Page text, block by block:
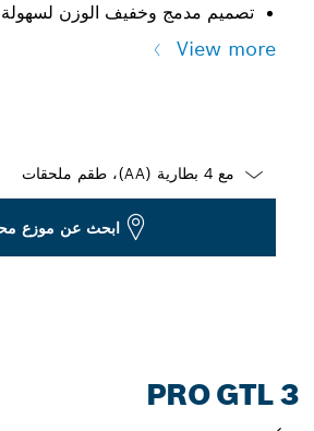
تصميم مدمج وخفيف الوزن لسهولة
View more
ابحث عن موزع
PRO GTL 3